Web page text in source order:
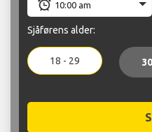
Sjåførens alder:
18 - 29